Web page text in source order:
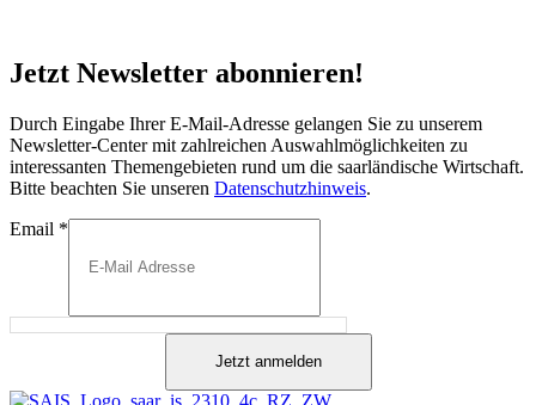
Jetzt Newsletter abonnieren!
Durch Eingabe Ihrer E-Mail-Adresse gelangen Sie zu unserem
Newsletter-Center mit zahlreichen Auswahlmöglichkeiten zu
interessanten Themengebieten rund um die saarländische Wirtschaft.
Bitte beachten Sie unseren Datenschutzhinweis.
Email *
Jetzt anmelden